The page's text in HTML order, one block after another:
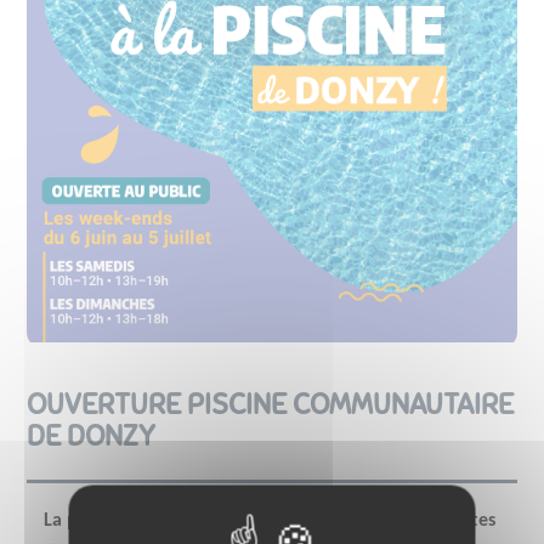
OUVERTURE PISCINE COMMUNAUTAIRE
DE DONZY
La piscine communautaire de Donzy ouvrira ses portes